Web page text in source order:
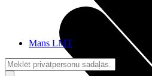
Mans LMT